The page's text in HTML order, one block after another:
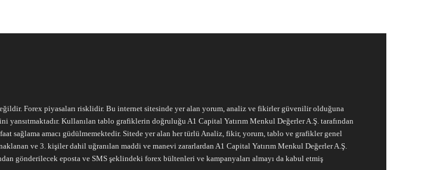
Forex piyasaları risklidir. Bu internet sitesinde yer alan yorum, analiz ve fikirler güvenilir olduğuna
yansıtmaktadır. Kullanılan tablo grafiklerin doğruluğu A1 Capital Yatırım Menkul Değerler A.Ş. tarafından
sağlama amacı güdülmemektedir. Sitede yer alan her türlü Analiz, fikir, yorum, tablo ve grafikler genel
ve 3. kişiler dahil uğranılan maddi ve manevi zararlardan A1 Capital Yatırım Menkul Değerler A.Ş.
gönderilecek eposta ve SMS şeklindeki forex bültenleri ve kampanyaları almayı da kabul etmiş